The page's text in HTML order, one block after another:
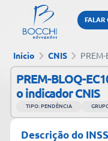
Início CNIS
PREM-BLOQ-
o indicador CNIS
TIPO: PENDÊNCIA
Descrição do